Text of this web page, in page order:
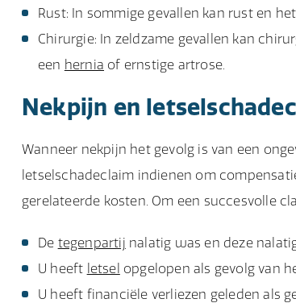
Rust: In sommige gevallen kan rust en
Chirurgie: In zeldzame gevallen kan
een hernia of ernstige artrose.
Nekpijn en
Wanneer nekpijn het gevolg is van een
letselschadeclaim indienen om
gerelateerde kosten. Om een succesvolle
De tegenpartij nalatig was en deze
U heeft letsel opgelopen als gevolg van
U heeft financiële verliezen geleden als